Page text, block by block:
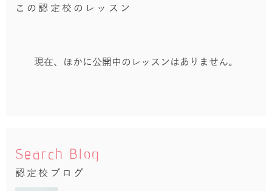
この認定校のレッスン
現在、ほかに公開中のレッスンはありません。
Search Blog
認定校ブログ